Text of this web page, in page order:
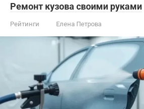
Ремонт кузова своими руками
Рейтинги Елена Петрова